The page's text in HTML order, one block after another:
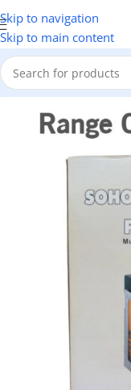
Skip to navigation
Skip to main content
Accueil/INFORMATIQUE